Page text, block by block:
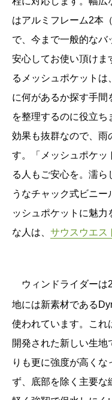
はアルミフレーム2本
で、今まで一般的なバ
安心してお使い頂けま
るメッシュポケットは
に何があるか探す手間
を整理するのに役立ち
効果も抜群なので、雨
す。「メッシュポケッ
る人もご安心を。 濡ら
うなチャック式ビニー
ッシュポケットに魅
な人は、 サウスウエス
ウィンドライダーは
地には新素材である
使われています。これ
開発された新しい生地
りも更に強度が高くな
ず、底部を除く主要な